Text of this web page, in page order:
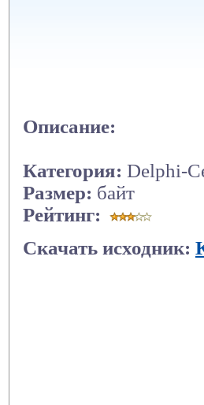
Описание:
Категория: Delphi-
Размер: байт
Рейтинг:
Скачать исходник: